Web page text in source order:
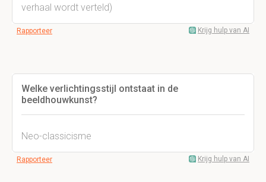
verhaal wordt verteld)
Rapporteer Krijg hulp van AI
Welke verlichtingsstijl ontstaat in de
beeldhouwkunst?
Neo-classicisme
Rapporteer Krijg hulp van AI